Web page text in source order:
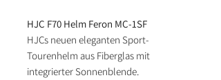
HJC F70 Helm Feron MC-1SF
HJCs neuen eleganten Sport-
Tourenhelm aus Fiberglas mit
integrierter Sonnenblende.